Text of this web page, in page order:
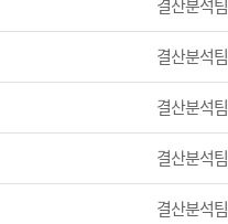
결산분석팀
결산분석팀
결산분석팀
결산분석팀
결산분석팀